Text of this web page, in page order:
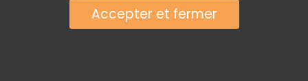
Accepter et fermer